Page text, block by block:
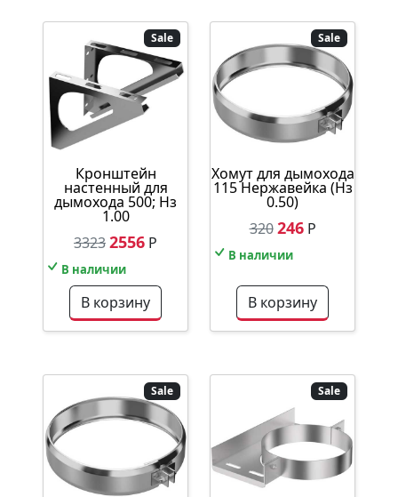
Sale
Кронштейн
настенный для
дымохода 500; Нз
1.00
33232556 Р
В наличии
В корзину
Sale
Хомут для дымохода
115 Нержавейка (Нз
0.50)
320 246Р
В наличии
В корзину
Sale Sale